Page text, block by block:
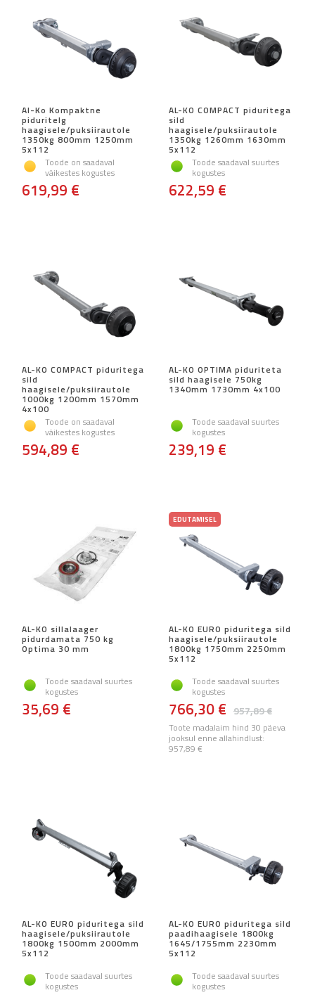
Al-Ko Kompaktne
piduritelg
haagisele/puksiirautole
1350kg 800mm 1250mm
5x112
Toode on saadaval
väikestes kogustes
619,99 €
AL-KO COMPACT piduritega
sild
haagisele/puksiirautole
1350kg 1260mm 1630mm
5x112
Toode saadaval suurtes
kogustes
622,59 €
AL-KO COMPACT piduritega
sild
haagisele/puksiirautole
1000kg 1200mm 1570mm
4x100
Toode on saadaval
väikestes kogustes
594,89 €
AL-KO OPTIMA piduriteta
sild haagisele 750kg
1340mm 1730mm 4x100
Toode saadaval suurtes
kogustes
239,19 €
AL-KO sillalaager
pidurdamata 750 kg
Optima 30 mm
Toode saadaval suurtes
kogustes
35,69 €
EDUTAMISEL
AL-KO EURO piduritega sild
haagisele/puksiirautole
1800kg 1750mm 2250mm
5x112
Toode saadaval suurtes
kogustes
957,89 €
766,30 €
Toote madalaim hind 30 päeva
jooksul enne allahindlust:
957,89 €
AL-KO EURO piduritega sild
haagisele/puksiirautole
1800kg 1500mm 2000mm
5x112
Toode saadaval suurtes
kogustes
AL-KO EURO piduritega sild
paadihaagisele 1800kg
1645/1755mm 2230mm
5x112
Toode saadaval suurtes
kogustes